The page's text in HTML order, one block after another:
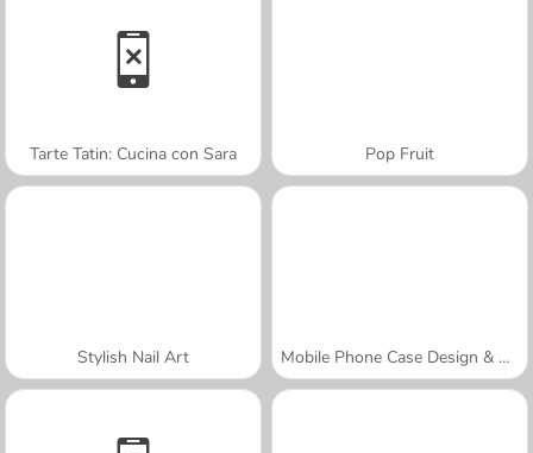
Tarte Tatin: Cucina con Sara Pop Fruit
Stylish Nail Art Mobile Phone Case Design & DIY